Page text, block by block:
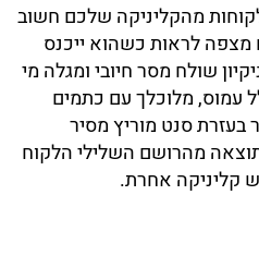
מהקליניקה שלכם חשוב
לראות כשהוא ייכנס
שולח מסר חיובי ומגלה מי
עמוס, מלוכלך עם כתמים
סנט מוריץ מסיר
מהרושם השלילי הלקוח
קליניקה אחרת.